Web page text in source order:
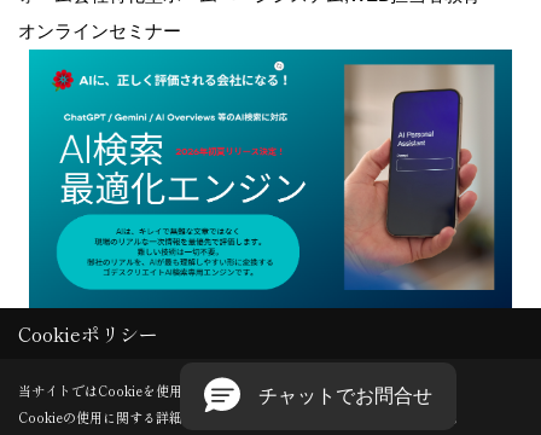
オンラインセミナー
Copyright (c) GODDESS CREATE. All Rights Reserved.
Produced byゴデスクリエイト
Cookieポリシー
当サイトではCookieを使用します。
Cookieの使用に関する詳細は 「プライバシーポリシー
」をご覧ください。